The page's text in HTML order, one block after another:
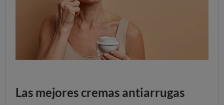
Las mejores cremas antiarrugas